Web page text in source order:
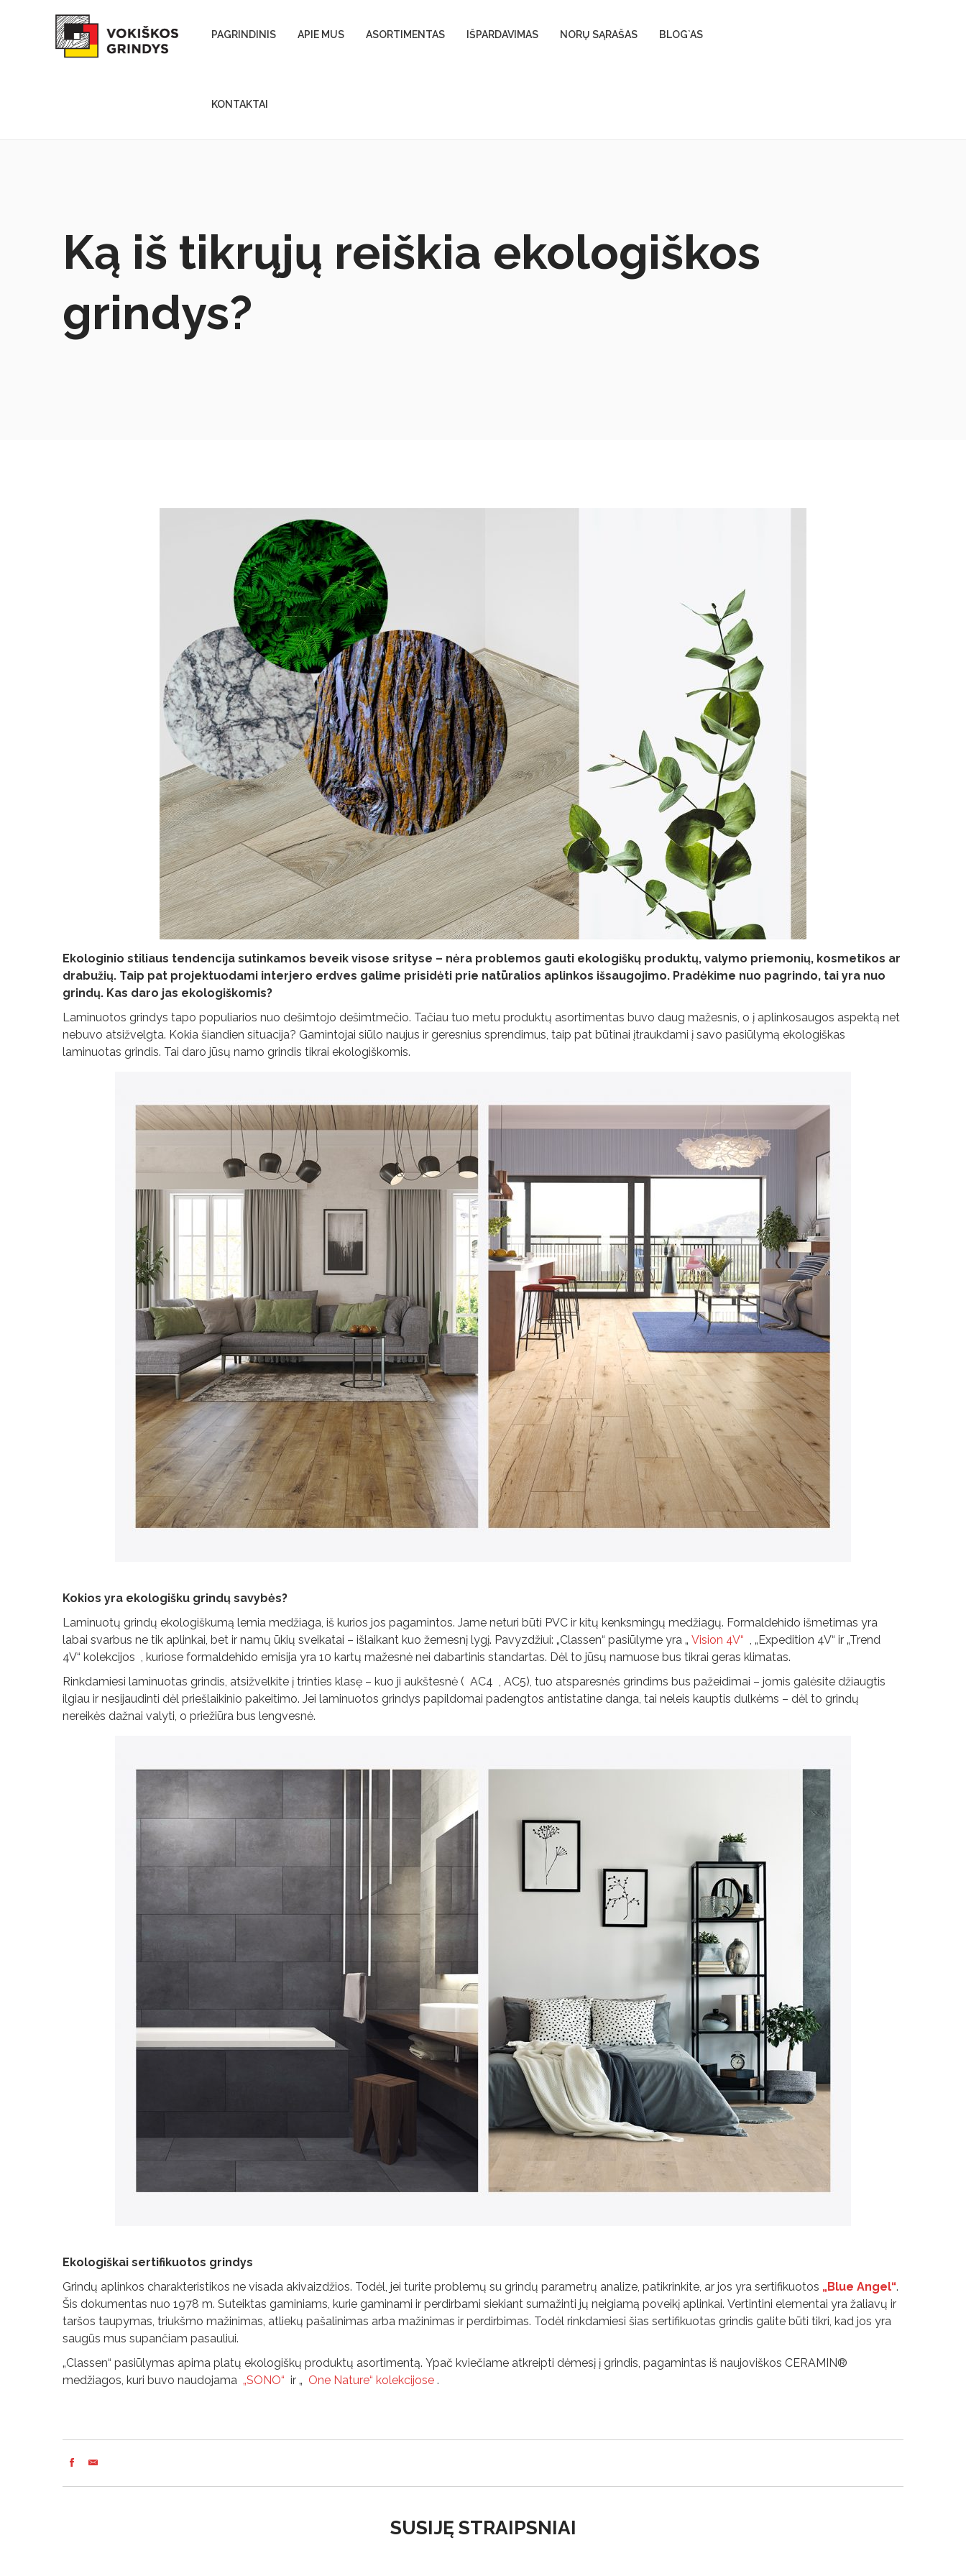
PAGRINDINIS APIE MUS ASORTIMENTAS IŠPARDAVIMAS NORŲ SĄRAŠAS BLOG`AS
KONTAKTAI
Ką iš tikrųjų reiškia ekologiškos
grindys?
Ekologinio stiliaus tendencija sutinkamos beveik visose srityse – nėra problemos gauti ekologiškų produktų, valymo priemonių, kosmetikos ar
drabužių. Taip pat projektuodami interjero erdves galime prisidėti prie natūralios aplinkos išsaugojimo. Pradėkime nuo pagrindo, tai yra nuo
grindų. Kas daro jas ekologiškomis?
Laminuotos grindys tapo populiarios nuo dešimtojo dešimtmečio. Tačiau tuo metu produktų asortimentas buvo daug mažesnis, o į aplinkosaugos aspektą net
nebuvo atsižvelgta. Kokia šiandien situacija? Gamintojai siūlo naujus ir geresnius sprendimus, taip pat būtinai įtraukdami į savo pasiūlymą ekologiškas
laminuotas grindis. Tai daro jūsų namo grindis tikrai ekologiškomis.
Kokios yra ekologišku grindų savybės?
Laminuotų grindų ekologiškumą lemia medžiaga, iš kurios jos pagamintos. Jame neturi būti PVC ir kitų kenksmingų medžiagų. Formaldehido išmetimas yra
labai svarbus ne tik aplinkai, bet ir namų ūkių sveikatai – išlaikant kuo žemesnį lygį. Pavyzdžiui: „Classen“ pasiūlyme yra „ Vision 4V“ , „Expedition 4V“ ir „Trend
4V“ kolekcijos , kuriose formaldehido emisija yra 10 kartų mažesnė nei dabartinis standartas. Dėl to jūsų namuose bus tikrai geras klimatas.
Rinkdamiesi laminuotas grindis, atsižvelkite į trinties klasę – kuo ji aukštesnė ( AC4 , AC5), tuo atsparesnės grindims bus pažeidimai – jomis galėsite džiaugtis
ilgiau ir nesijaudinti dėl priešlaikinio pakeitimo. Jei laminuotos grindys papildomai padengtos antistatine danga, tai neleis kauptis dulkėms – dėl to grindų
nereikės dažnai valyti, o priežiūra bus lengvesnė.
Ekologiškai sertifikuotos grindys
Grindų aplinkos charakteristikos ne visada akivaizdžios. Todėl, jei turite problemų su grindų parametrų analize, patikrinkite, ar jos yra sertifikuotos „Blue Angel“.
Šis dokumentas nuo 1978 m. Suteiktas gaminiams, kurie gaminami ir perdirbami siekiant sumažinti jų neigiamą poveikį aplinkai. Vertintini elementai yra žaliavų ir
taršos taupymas, triukšmo mažinimas, atliekų pašalinimas arba mažinimas ir perdirbimas. Todėl rinkdamiesi šias sertifikuotas grindis galite būti tikri, kad jos yra
saugūs mus supančiam pasauliui.
„Classen“ pasiūlymas apima platų ekologiškų produktų asortimentą. Ypač kviečiame atkreipti dėmesį į grindis, pagamintas iš naujoviškos CERAMIN®
medžiagos, kuri buvo naudojama „SONO“ ir „ One Nature“ kolekcijose .
SUSIJĘ STRAIPSNIAI